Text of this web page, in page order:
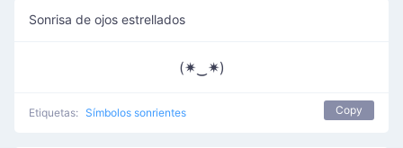
Sonrisa de ojos estrellados
(✷‿✷)
Etiquetas: Símbolos sonrientes Copy